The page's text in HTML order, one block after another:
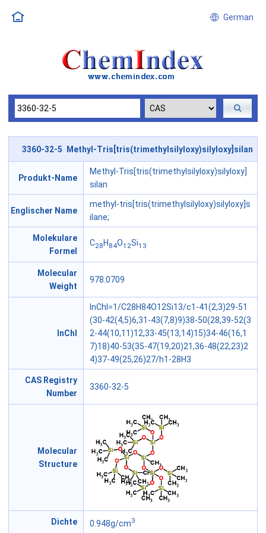
German
3360-32-5 Methyl-Tris[tris(trimethylsilyloxy)silyloxy]silan
Produkt-Name
Methyl-Tris[tris(trimethylsilyloxy)silyloxy]
silan
Englischer Name
methyl-tris[tris(trimethylsilyloxy)silyloxy]s
ilane;
Molekulare
Formel
C28 H 84O12Si13
Molecular
Weight
978.0709
InChl
InChI=1/C28H84O12Si13/c1-41(2,3)29-51
(30-42(4,5)6,31-43(7,8)9)38-50(28,39-52(3
2-44(10,11)12,33-45(13,14)15)34-46(16,1
7)18)40-53(35-47(19,20)21,36-48(22,23)2
4)37-49(25,26)27/h1-28H3
CAS Registry
Number
3360-32-5
Molecular
Structure
Dichte 0.948g/cm3